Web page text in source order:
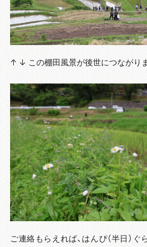
↑ ↓ この棚田風景が後世につながり
ご連絡もらえれば、はんぴ（半日）